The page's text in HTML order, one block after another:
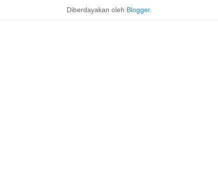
Diberdayakan oleh Blogger.